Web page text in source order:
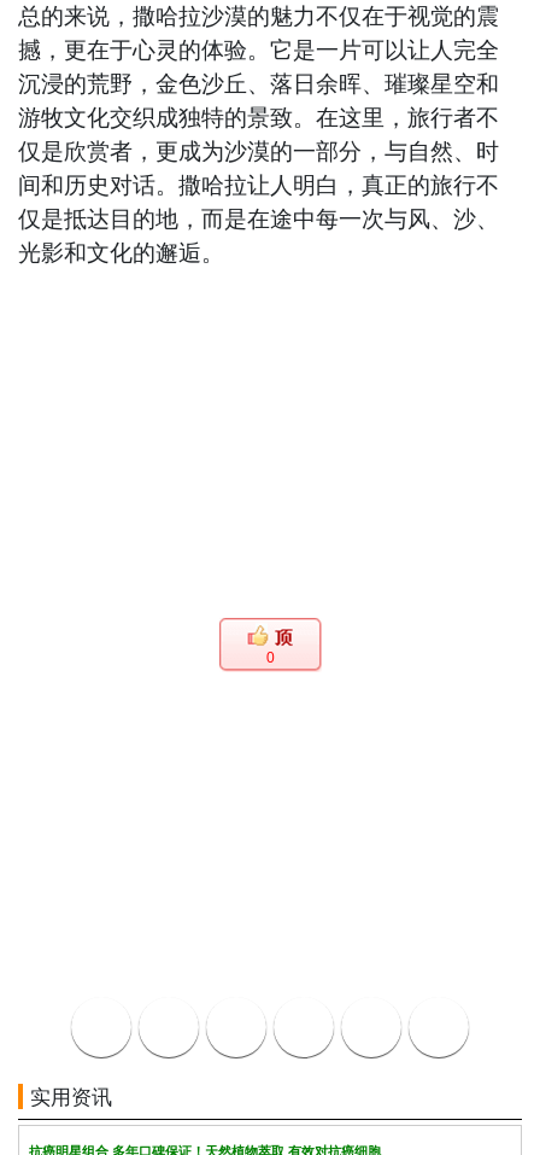
总的来说，撒哈拉沙漠的魅力不仅在于视觉的震
撼，更在于心灵的体验。它是一片可以让人完全
沉浸的荒野，金色沙丘、落日余晖、璀璨星空和
游牧文化交织成独特的景致。在这里，旅行者不
仅是欣赏者，更成为沙漠的一部分，与自然、时
间和历史对话。撒哈拉让人明白，真正的旅行不
仅是抵达目的地，而是在途中每一次与风、沙、
光影和文化的邂逅。
0
实用资讯
抗癌明星组合 多年口碑保证！天然植物萃取 有效对抗癌细胞